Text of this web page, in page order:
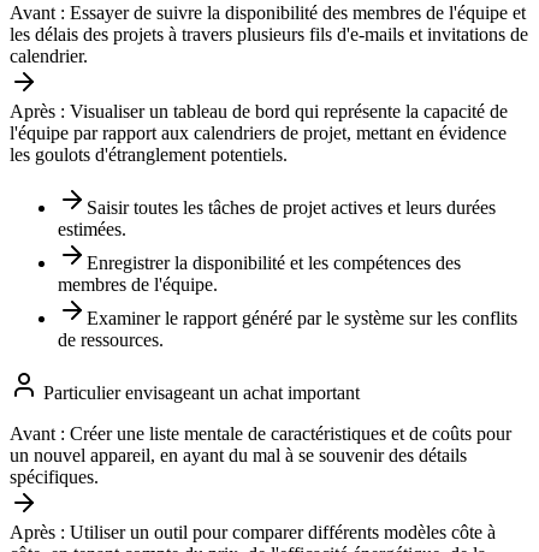
Avant : Essayer de suivre la disponibilité des membres de l'équipe et
les délais des projets à travers plusieurs fils d'e-mails et invitations de
calendrier.
Après : Visualiser un tableau de bord qui représente la capacité de
l'équipe par rapport aux calendriers de projet, mettant en évidence
les goulots d'étranglement potentiels.
Saisir toutes les tâches de projet actives et leurs durées
estimées.
Enregistrer la disponibilité et les compétences des
membres de l'équipe.
Examiner le rapport généré par le système sur les conflits
de ressources.
Particulier envisageant un achat important
Avant : Créer une liste mentale de caractéristiques et de coûts pour
un nouvel appareil, en ayant du mal à se souvenir des détails
spécifiques.
Après : Utiliser un outil pour comparer différents modèles côte à